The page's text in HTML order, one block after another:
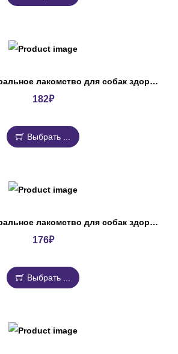
Витаминно-минеральное лакомство для собак здоровая собака ДокторЗоо
182₽
Выбрать ...
Витаминно-минеральное лакомство для собак здоровые суставы Омега Нео+
176₽
Выбрать ...